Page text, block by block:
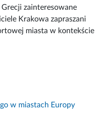
Grecji zainteresowane
Krakowa zapraszani
miasta w kontekście
w miastach Europy